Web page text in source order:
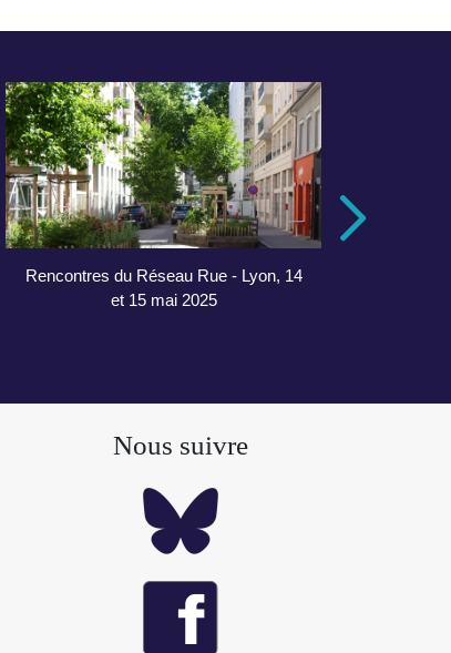
Rencontres du Réseau Rue - Lyon, 14
et 15 mai 2025
Nous suivre